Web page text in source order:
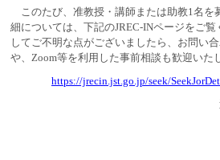
このたび、准教授・講師または助教1名を
細については、下記のJREC-INページをご
してご不明な点がございましたら、お問い
や、Zoom等を利用した事前相談も歓迎いた
https://jrecin.jst.go.jp/seek/